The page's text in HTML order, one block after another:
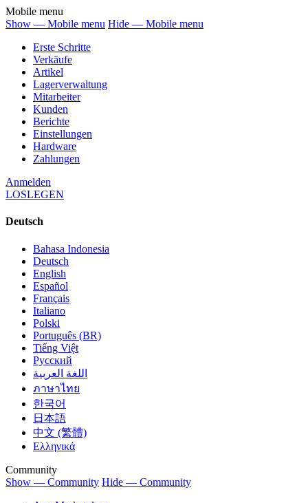
Mobile menu
Show — Mobile menu Hide — Mobile menu
Erste Schritte
Verkäufe
Artikel
Lagerverwaltung
Mitarbeiter
Kunden
Berichte
Einstellungen
Hardware
Zahlungen
Anmelden
LOSLEGEN
Deutsch
Bahasa Indonesia
Deutsch
English
Español
Français
Italiano
Polski
Português (BR)
Tiếng Việt
Русский
اللغة العربية
ภาษาไทย
한국어
日本語
中文 (繁體)
Ελληνικά
Community
Show — Community Hide — Community